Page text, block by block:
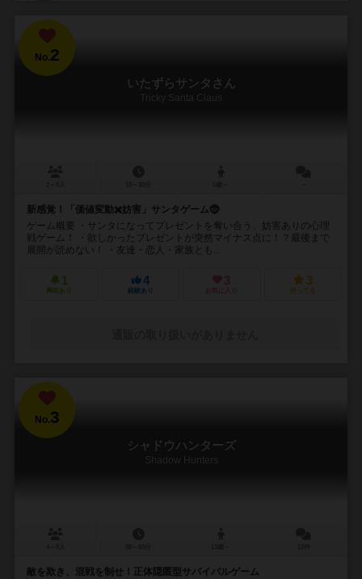
No.2
いたずらサンタさん
Tricky Santa Claus
新感覚！「価値変動✖️妨害」サンタゲーム🤶
ゲーム概要 ・サンタになってプレゼントを奪い合う、妨害ありの心理
戦ゲーム！ ・欲しかったプレゼントが突然マイナス点に！？最後まで
展開が読めない！ ・友達・恋人・家族とも...
1
興味あり
4
経験あり
3
お気に入り
3
持ってる
No.3
シャドウハンターズ
Shadow Hunters
敵を欺き、混戦を制せ！正体隠匿型サバイバルゲーム